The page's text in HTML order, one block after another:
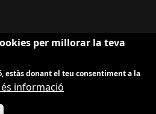
per millorar la teva
estàs donant el teu consentiment a la
informació